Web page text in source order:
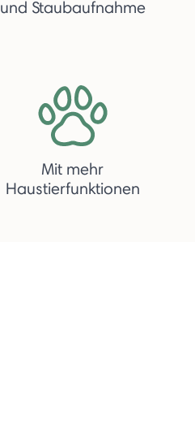
und Staubaufnahme
Mit mehr
Haustierfunktionen